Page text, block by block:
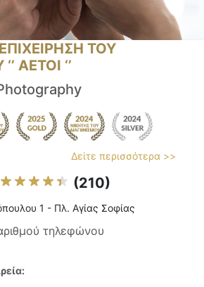
ΤΟΥ
ΑΕΤΟΙ ‘’
Δείτε περισσότερα >>
(210)
1 - Πλ. Αγίας Σοφίας
τηλεφώνου